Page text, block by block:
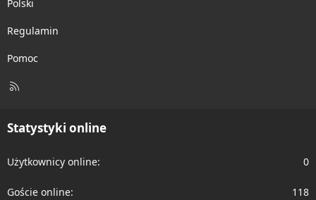
Polski
Regulamin
Pomoc
R
Statystyki online
Użytkownicy online 0
Goście online 118